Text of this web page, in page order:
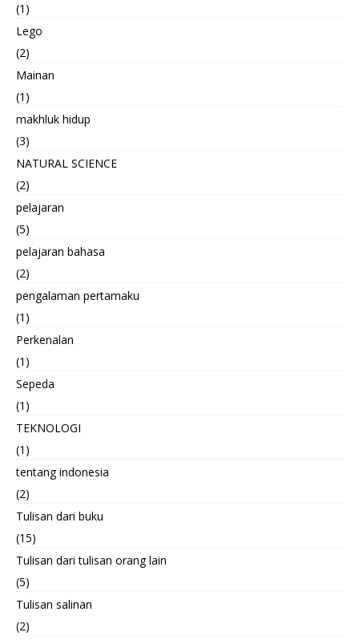
(1)
Lego
(2)
Mainan
(1)
makhluk hidup
(3)
NATURAL SCIENCE
(2)
pelajaran
(5)
pelajaran bahasa
(2)
pengalaman pertamaku
(1)
Perkenalan
(1)
Sepeda
(1)
TEKNOLOGI
(1)
tentang indonesia
(2)
Tulisan dari buku
(15)
Tulisan dari tulisan orang lain
(5)
Tulisan salinan
(2)